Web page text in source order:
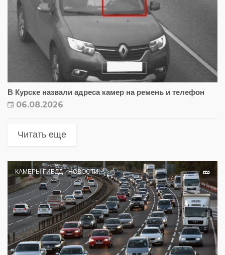
В Курске назвали адреса камер на ремень и телефон
06.08.2026
Читать еще
КАМЕРЫ ГИБДД НОВОСТИ